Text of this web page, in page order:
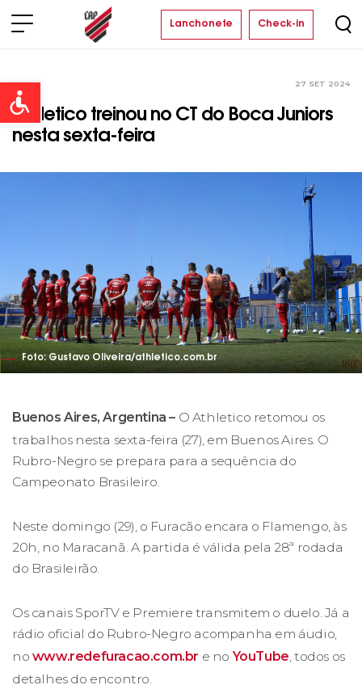
Open toolbar
Lanchonete Check-in
27 SET 2024
Athletico treinou no CT do Boca Juniors
nesta sexta-feira
Foto: Gustavo Oliveira/athletico.com.br
Buenos Aires, Argentina – O Athletico retomou os
trabalhos nesta sexta-feira (27), em Buenos Aires. O
Rubro-Negro se prepara para a sequência do
Campeonato Brasileiro.
Neste domingo (29), o Furacão encara o Flamengo, às
20h, no Maracanã. A partida é válida pela 28ª rodada
do Brasileirão.
Os canais SporTV e Premiere transmitem o duelo. Já a
rádio oficial do Rubro-Negro acompanha em áudio,
no www.redefuracao.com.br e noYouTube, todos os
detalhes do encontro.